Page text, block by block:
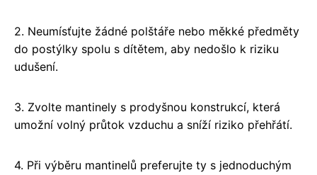
2. Neumísťujte žádné polštáře nebo měkké předměty
do postýlky spolu s dítětem, aby nedošlo k riziku
udušení.
3. Zvolte mantinely s prodyšnou konstrukcí, která
umožní volný průtok vzduchu a sníží riziko přehřátí.
4. Při výběru mantinelů preferujte ty s jednoduchým